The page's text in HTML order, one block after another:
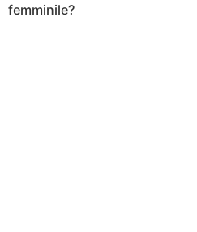
femminile?